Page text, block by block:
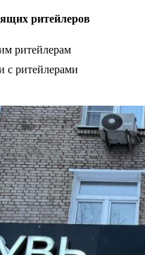
ритейлеров
ритейлерам
с ритейлерами